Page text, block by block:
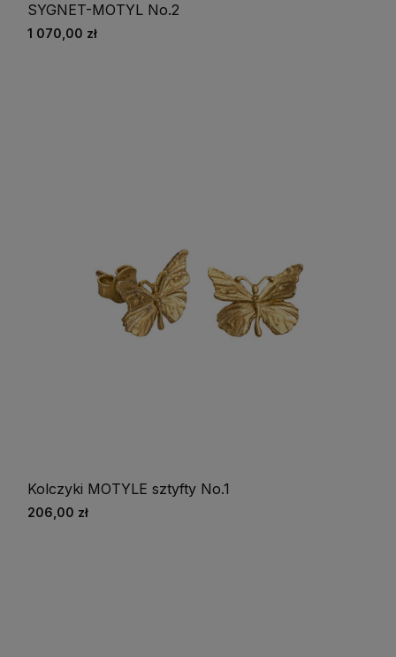
SYGNET-MOTYL No.2
1 070,00 zł
Kolczyki MOTYLE sztyfty No.1
206,00 zł